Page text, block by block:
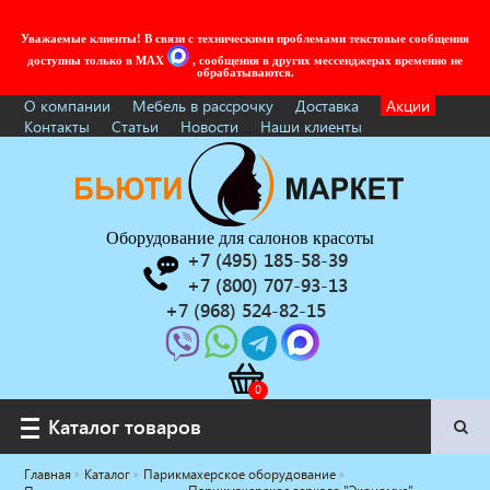
Уважаемые клиенты! В связи с техническими проблемами текстовые сообщения
доступны только в MAX
, сообщения в других мессенджерах временно не
обрабатываются.
О компании Мебель в рассрочку Доставка
Акции
Контакты
Статьи Новости Наши клиенты
Оборудование для салонов красоты
+7 (495) 185-58-39
+7 (800) 707-93-13
+7 (968) 524-82-15
Каталог товаров
Каталог товаров
Главная Каталог
Парикмахерское оборудование